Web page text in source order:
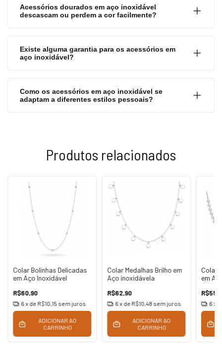
Acessórios dourados em aço inoxidável
descascam ou perdem a cor facilmente?
Existe alguma garantia para os acessórios em
aço inoxidável?
Como os acessórios em aço inoxidável se
adaptam a diferentes estilos pessoais?
Produtos relacionados
Colar Bolinhas Delicadas
em Aço Inoxidável
R$60,90
6x de R$10,15 sem juros
ADICIONAR AO
CARRINHO
Colar Medalhas Brilho em
Aço inoxidávela
R$62,90
6x de R$10,48 sem juros
ADICIONAR AO
CARRINHO
Colar
em
6 x